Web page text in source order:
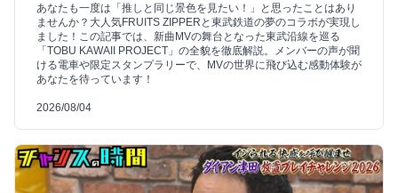
あなたも一度は「推しと同じ景色を見たい！」と思ったことはあり
ませんか？大人気FRUITS ZIPPERと東武鉄道の夢のコラボが実現し
ました！この記事では、新曲MVの舞台となった東武沿線を巡る
「TOBU KAWAII PROJECT」の全貌を徹底解説。メンバーの声が聞
ける電車や限定スタンプラリーで、MVの世界に飛び込む感動体験が
あなたを待っています！
2026/08/04